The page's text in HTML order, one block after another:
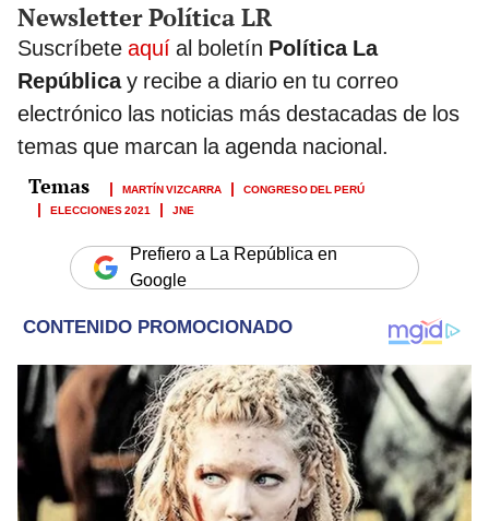
Newsletter Política LR
Suscríbete aquí al boletín Política La
Repúblicay recibe a diario en tu correo
electrónico las noticias más destacadas de los
temas que marcan la agenda nacional.
MARTÍN VIZCARRA
CONGRESO DEL PERÚ
ELECCIONES 2021
JNE
Prefiero a La República en
Google